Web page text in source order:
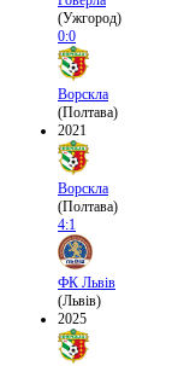
(Ужгород)
0:0
Ворскла
(Полтава)
2021
Ворскла
(Полтава)
4:1
ФК Львів
(Львів)
2025